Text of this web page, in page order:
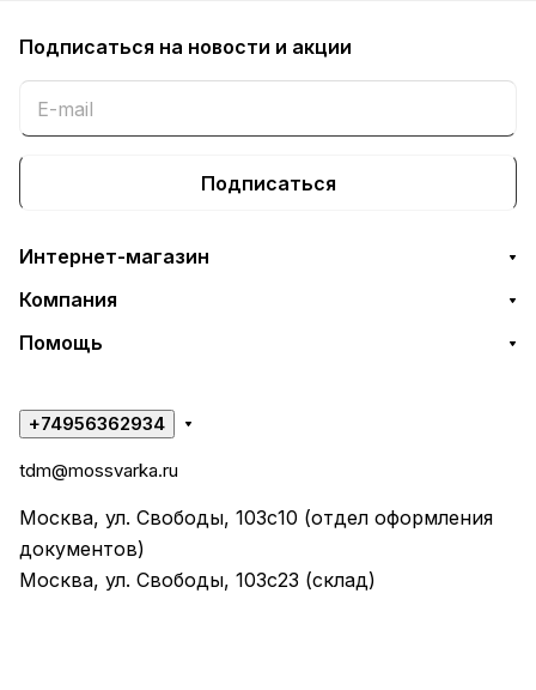
Подписаться на новости и акции
Подписаться
Интернет-магазин
Компания
Помощь
+74956362934
tdm@mossvarka.ru
Москва, ул. Свободы, 103с10 (отдел оформления
документов)
Москва, ул. Свободы, 103с23 (склад)